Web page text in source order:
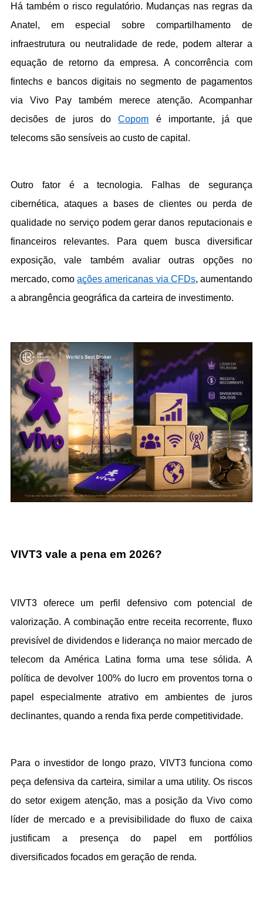
Há também o risco regulatório. Mudanças nas regras da
Anatel, em especial sobre compartilhamento de
infraestrutura ou neutralidade de rede, podem alterar a
equação de retorno da empresa. A concorrência com
fintechs e bancos digitais no segmento de pagamentos
via Vivo Pay também merece atenção. Acompanhar
decisões de juros do Copom é importante, já que
telecoms são sensíveis ao custo de capital.
Outro fator é a tecnologia. Falhas de segurança
cibernética, ataques a bases de clientes ou perda de
qualidade no serviço podem gerar danos reputacionais e
financeiros relevantes. Para quem busca diversificar
exposição, vale também avaliar outras opções no
mercado, como ações americanas via CFDs, aumentando
a abrangência geográfica da carteira de investimento.
VIVT3 vale a pena em 2026?
VIVT3 oferece um perfil defensivo com potencial de
valorização. A combinação entre receita recorrente, fluxo
previsível de dividendos e liderança no maior mercado de
telecom da América Latina forma uma tese sólida. A
política de devolver 100% do lucro em proventos torna o
papel especialmente atrativo em ambientes de juros
declinantes, quando a renda fixa perde competitividade.
Para o investidor de longo prazo, VIVT3 funciona como
peça defensiva da carteira, similar a uma utility. Os riscos
do setor exigem atenção, mas a posição da Vivo como
líder de mercado e a previsibilidade do fluxo de caixa
justificam a presença do papel em portfólios
diversificados focados em geração de renda.